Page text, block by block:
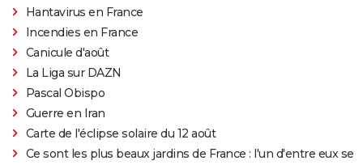
Hantavirus en France
Incendies en France
Canicule d'août
La Liga sur DAZN
Pascal Obispo
Guerre en Iran
Carte de l'éclipse solaire du 12 août
Ce sont les plus beaux jardins de France : l'un d'entre eux se